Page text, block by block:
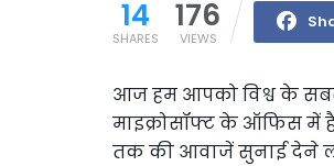
14
SHARES
176
VIEWS
आज हम आपको विश्व के
माइक्रोसॉफ्ट के ऑफिस में
तक की आवाजें सुनाई देने